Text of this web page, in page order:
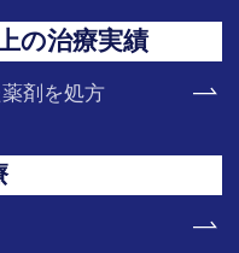
の治療実績
剤を処方